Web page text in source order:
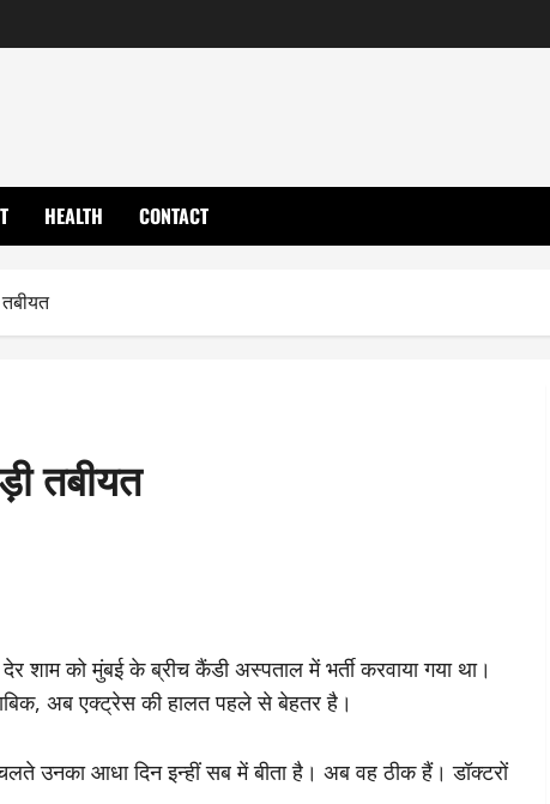
HEALTH CONTACT
तबीयत
शाम को मुंबई के ब्रीच कैंडी अस्पताल में भर्ती करवाया गया था।
अब एक्ट्रेस की हालत पहले से बेहतर है।
उनका आधा दिन इन्हीं सब में बीता है। अब वह ठीक हैं। डॉक्टरों